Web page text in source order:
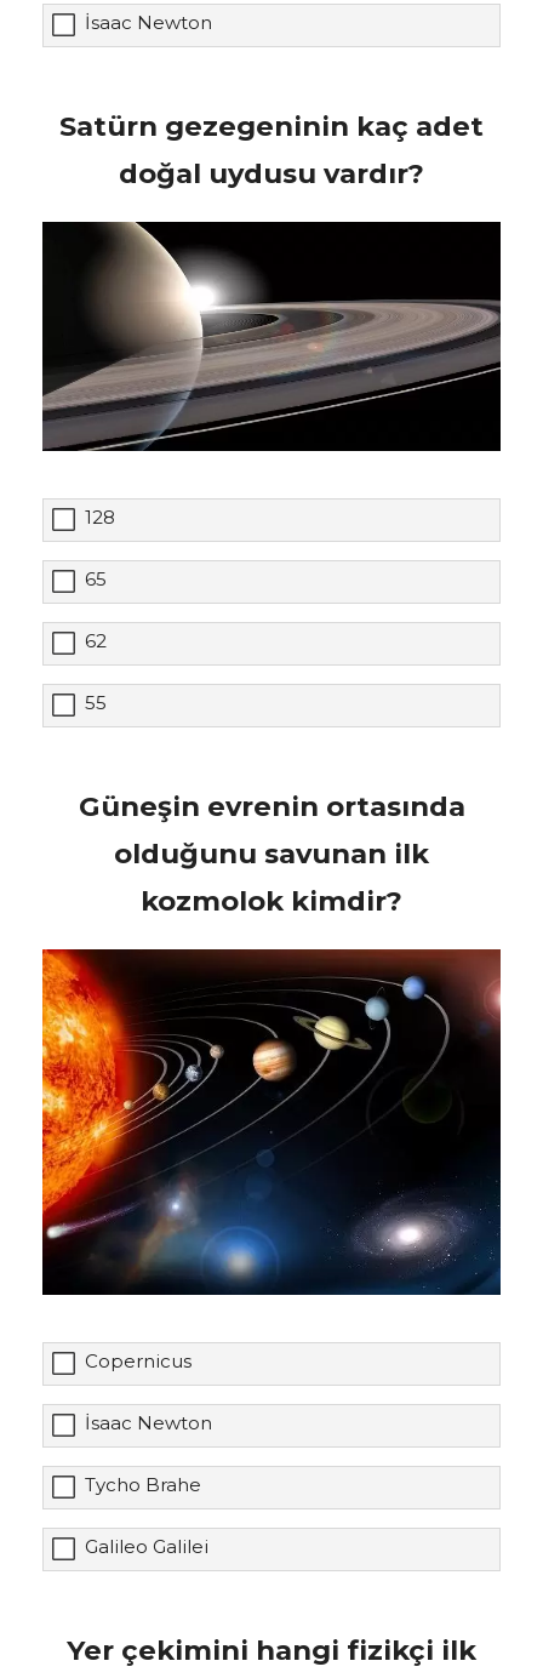
İsaac Newton
Satürn gezegeninin kaç adet
doğal uydusu vardır?
128
65
62
55
Güneşin evrenin ortasında
olduğunu savunan ilk
kozmolok kimdir?
Copernicus
İsaac Newton
Tycho Brahe
Galileo Galilei
Yer çekimini hangi fizikçi ilk